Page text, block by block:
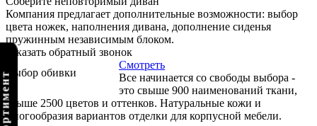
Компания предлагает дополнительные возможности: выбор
цвета ножек, наполнения дивана, дополнение сиденья
пружинным независимым блоком.
Заказать обратный звонок
Выбор обивки
Смотреть
Все начинается со свободы выбора -
это свыше 900 наименований ткани,
свыше 2500 цветов и оттенков. Натуральные кожи и
многообразия вариантов отделки для корпусной мебели.